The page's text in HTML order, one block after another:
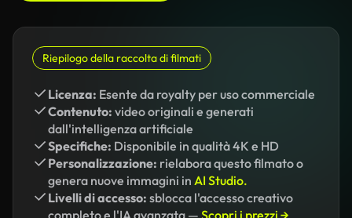
Riepilogo della raccolta di filmati
Licenza: Esente da royalty per uso commerciale
Contenuto: video originali e generati
dall'intelligenza artificiale
Specifiche: Disponibile in qualità 4K e HD
Personalizzazione: rielabora questo filmato o
genera nuove immagini in AI Studio.
Livelli di accesso: sblocca l'accesso creativo
completo e l'IA avanzata — Scopri i prezzi →